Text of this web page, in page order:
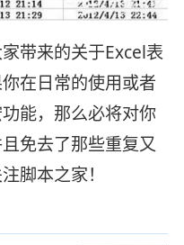
带来的关于Excel表
在日常的使用或者
能，那么必将对你
免去了那些重复又
脚本之家！